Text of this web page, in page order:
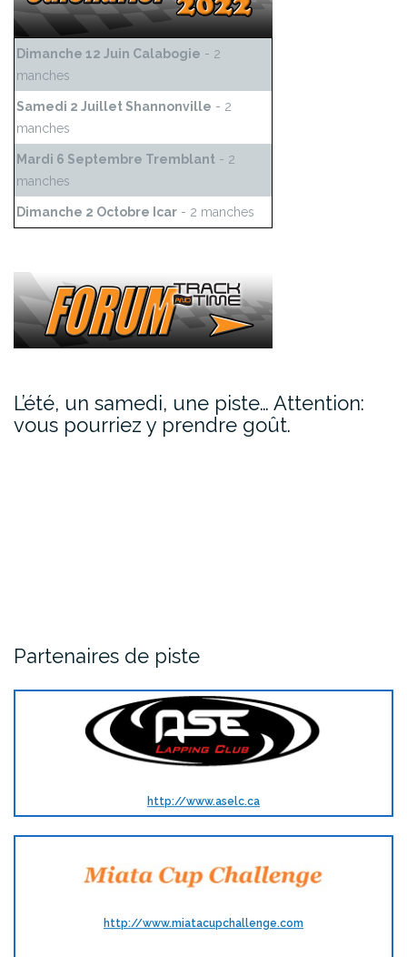
Dimanche 12 Juin Calabogie - 2
manches
Samedi 2 Juillet Shannonville - 2
manches
Mardi 6 Septembre Tremblant - 2
manches
Dimanche 2 Octobre Icar - 2 manches
L’été, un samedi, une piste… Attention:
vous pourriez y prendre goût.
Partenaires de piste
http://www.aselc.ca
http://www.miatacupchallenge.com